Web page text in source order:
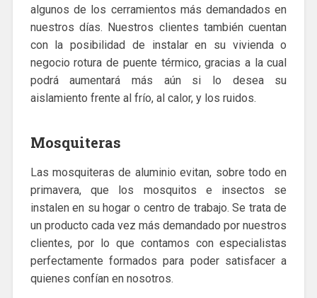
algunos de los cerramientos más demandados en
nuestros días. Nuestros clientes también cuentan
con la posibilidad de instalar en su vivienda o
negocio rotura de puente térmico, gracias a la cual
podrá aumentará más aún si lo desea su
aislamiento frente al frío, al calor, y los ruidos.
Mosquiteras
Las mosquiteras de aluminio evitan, sobre todo en
primavera, que los mosquitos e insectos se
instalen en su hogar o centro de trabajo. Se trata de
un producto cada vez más demandado por nuestros
clientes, por lo que contamos con especialistas
perfectamente formados para poder satisfacer a
quienes confían en nosotros.